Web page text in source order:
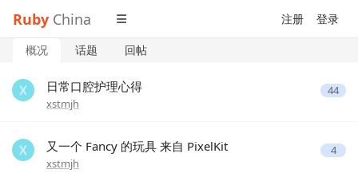
Ruby China 注册 登录
概况 话题 回帖
日常口腔护理心得
xstmjh
44
又一个 Fancy 的玩具 来自 PixelKit
xstmjh
4